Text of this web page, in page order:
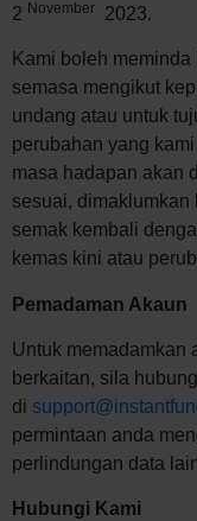
2 November 2023.
Kami boleh
semasa mengikut
undang atau untuk
perubahan yang
masa hadapan akan
sesuai,
semak kembali
kemas kini atau
Pemadaman Akaun
Untuk memadamkan
berkaitan, sila
di
permintaan anda
perlindungan data
Hubungi Kami